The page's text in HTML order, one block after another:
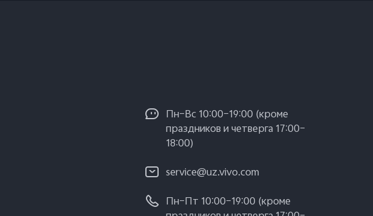
Пн–Вс 10:00–19:00 (кроме
праздников и четверга 17:00–
18:00)
service@uz.vivo.com
Пн–Пт 10:00–19:00 (кроме